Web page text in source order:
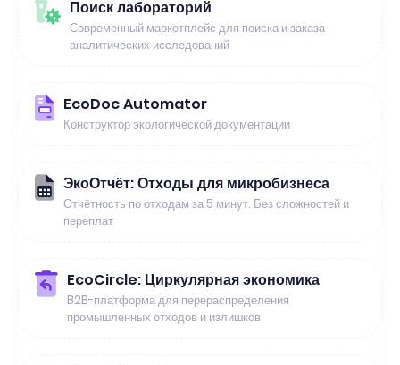
Поиск лабораторий
Современный маркетплейс для поиска и заказа
аналитических исследований
EcoDoc Automator
Конструктор экологической документации
ЭкоОтчёт: Отходы для микробизнеса
Отчётность по отходам за 5 минут. Без сложностей и
переплат
EcoCircle: Циркулярная экономика
B2B-платформа для перераспределения
промышленных отходов и излишков